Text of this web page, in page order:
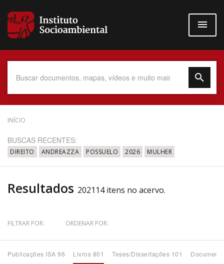
para
conteúdo
Data do Documento
Até
Povo Indígena
INÍCIO
BUSCAS RECENTES:
DIREITO ANDREAZZA POSSUELO 2026 MULHER
Resultados 202114 itens no acervo.
FILTRAR POR: ORDENAR POR:
Publicações ISA 96 Livros 801 Teses/Dissertações 101